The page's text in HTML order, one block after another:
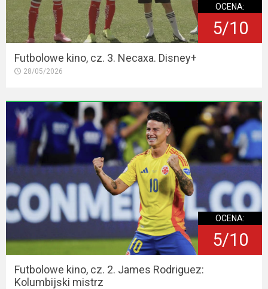
OCENA:
5/10
Futbolowe kino, cz. 3. Necaxa. Disney+
28/05/2026
OCENA:
5/10
Futbolowe kino, cz. 2. James Rodriguez:
Kolumbijski mistrz